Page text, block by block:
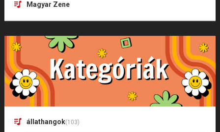
Magyar Zene
állathangok(103)